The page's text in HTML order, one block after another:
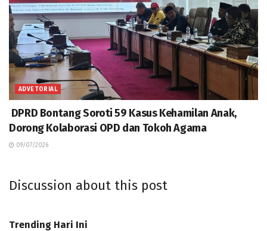
ADVETORIAL
DPRD Bontang Soroti 59 Kasus Kehamilan Anak,
Dorong Kolaborasi OPD dan Tokoh Agama
09/07/2026
Discussion about this post
Trending Hari Ini